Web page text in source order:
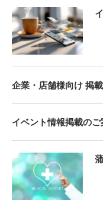
企業・店舗様向け 掲
イベント情報掲載のご